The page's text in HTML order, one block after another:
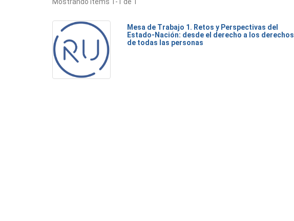
Mesa de Trabajo 1. Retos y Perspectivas del
Estado-Nación: desde el derecho a los derechos
de todas las personas